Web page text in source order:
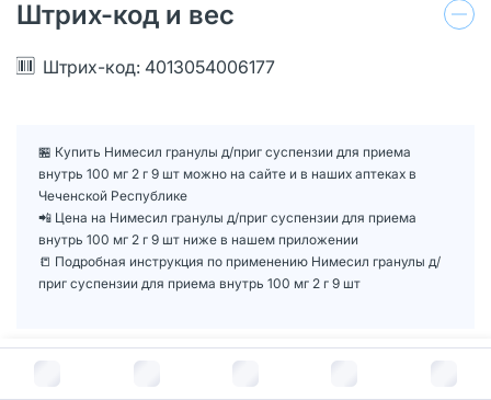
В корзину за руб.
Штрих-код и вес
Штрих-код: 4013054006177
🏪 Купить Нимесил гранулы д/приг суспензии для приема
внутрь 100 мг 2 г 9 шт можно на сайте и в наших аптеках в
Чеченской Республике
📲 Цена на Нимесил гранулы д/приг суспензии для приема
внутрь 100 мг 2 г 9 шт ниже в нашем приложении
📒 Подробная инструкция по применению Нимесил гранулы д/
приг суспензии для приема внутрь 100 мг 2 г 9 шт
Формы выпуска